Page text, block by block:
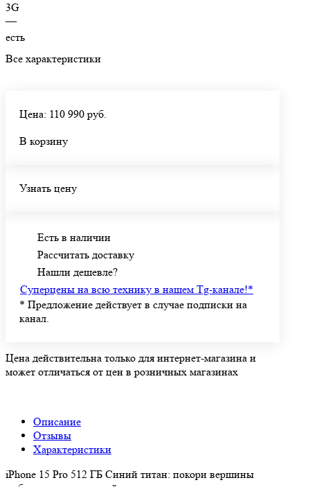
3G
—
есть
Все характеристики
Цена: 110 990 руб.
В корзину
Узнать цену
Есть в наличии
Рассчитать доставку
Нашли дешевле?
Суперцены на всю технику в нашем Tg-канале!*
* Предложение действует в случае подписки на
канал.
Цена действительна только для интернет-магазина и
может отличаться от цен в розничных магазинах
Описание
Отзывы
Характеристики
iPhone 15 Pro 512 ГБ Синий титан: покори вершины